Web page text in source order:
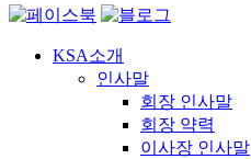
KSA소개
인사말
회장 인사말
회장 약력
이사장 인사말